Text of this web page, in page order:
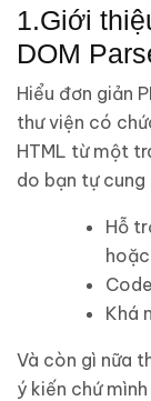
1.Giới
DOM
Hiểu đơn giản
thư viện có
HTML từ một
do bạn tự cung
Hỗ
Khá
Và còn gì nữa
ý kiến chứ